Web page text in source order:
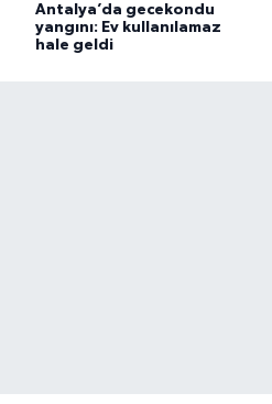
Antalya’da gecekondu
yangını: Ev kullanılamaz
hale geldi